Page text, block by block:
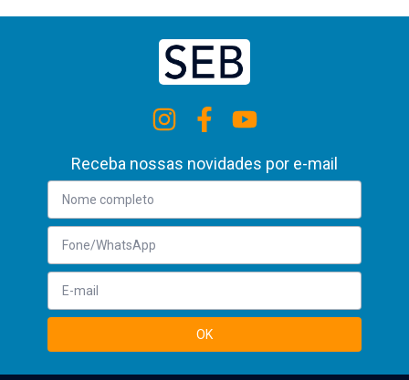
Receba nossas novidades por e-mail